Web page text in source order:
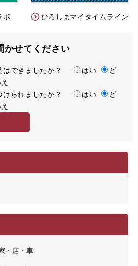
ボ ひろしまマイタイムライン
かせてください
はできましたか？ はい
ど
けられましたか？ はい
ど
・店・車